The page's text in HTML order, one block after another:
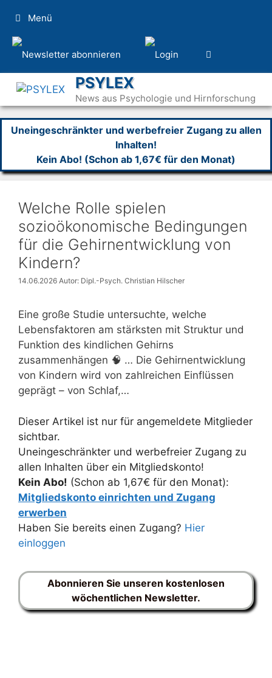
Inhalt
springen
Menü
PSYLEX
News aus Psychologie und Hirnforschung
Uneingeschränkter und werbefreier Zugang zu allen
Inhalten!
Kein Abo! (Schon ab 1,67€ für den Monat)
Welche Rolle spielen
sozioökonomische Bedingungen
für die Gehirnentwicklung von
Kindern?
14.06.2026 Autor: Dipl.-Psych. Christian Hilscher
Eine große Studie untersuchte, welche
Lebensfaktoren am stärksten mit Struktur und
Funktion des kindlichen Gehirns
zusammenhängen 🧠 … Die Gehirnentwicklung
von Kindern wird von zahlreichen Einflüssen
geprägt – von Schlaf,…
Dieser Artikel ist nur für angemeldete Mitglieder
sichtbar.
Uneingeschränkter und werbefreier Zugang zu
allen Inhalten über ein Mitgliedskonto!
Kein Abo! (Schon ab 1,67€ für den Monat):
Mitgliedskonto einrichten und Zugang
erwerben
Haben Sie bereits einen Zugang? Hier
einloggen
Abonnieren Sie unseren kostenlosen
wöchentlichen Newsletter.